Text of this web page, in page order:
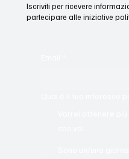
Iscriviti per ricevere
partecipare alle iniziative